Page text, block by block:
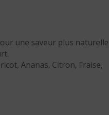
une saveur plus
Ananas, Citron, Fraise,